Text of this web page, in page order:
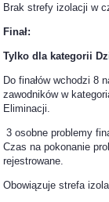
Brak strefy izolacji w
Finał:
Tylko dla kategorii
Do finałów wchodzi 8
zawodników w
Eliminacji.
3 osobne problemy
Czas na pokonanie
rejestrowane.
Obowiązuje strefa